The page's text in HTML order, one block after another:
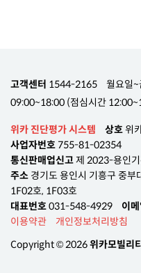
고객센터 1544-2165
월요일
09:00~18:00 (점심시간
위카 진단평가 시스템 상호위
사업자번호 755-81-02354
통신판매업신고제 2023-용인
주소 경기도 용인시 기흥구 중
1F02호, 1F03호
대표번호031-548-4929 이
이용약관
개인정보처리방침
Copyright © 2026위카모빌리